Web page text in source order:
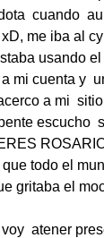
cuando
me iba al
usando
mi cuenta y
a mi
escucho
que todo el
gritaba el
atener